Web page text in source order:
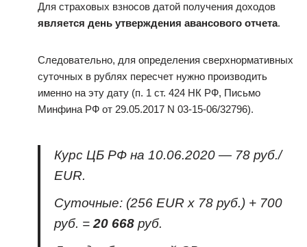
Для страховых взносов датой получения доходов
является день утверждения авансового отчета.
Следовательно, для определения сверхнормативных
суточных в рублях пересчет нужно производить
именно на эту дату (п. 1 ст. 424 НК РФ, Письмо
Минфина РФ от 29.05.2017 N 03-15-06/32796).
Курс ЦБ РФ на 10.06.2020 — 78 руб./
EUR.
Суточные: (256 EUR х 78 руб.) + 700
руб. =20 668 руб.